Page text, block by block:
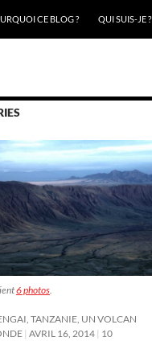
CE BLOG ? QUI SUIS-JE ?
6 photos.
TANZANIE, UN VOLCAN
AVRIL 16, 2014 10